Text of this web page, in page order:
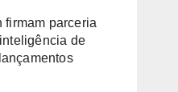
firmam parceria
de